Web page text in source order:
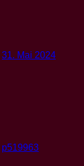
31. Mai 2024
p519963